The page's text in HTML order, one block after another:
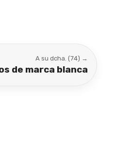
A su dcha. (74) →
de marca blanca